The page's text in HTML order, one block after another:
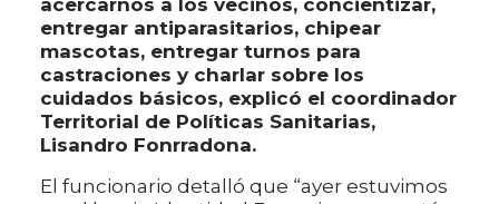
acercarnos a los vecinos, concientizar,
entregar antiparasitarios, chipear
mascotas, entregar turnos para
castraciones y charlar sobre los
cuidados básicos, explicó el coordinador
Territorial de Políticas Sanitarias,
Lisandro Fonrradona.
El funcionario detalló que “ayer estuvimos